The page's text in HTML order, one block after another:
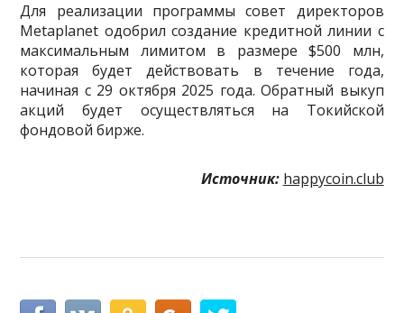
Для реализации программы совет директоров
Metaplanet одобрил создание кредитной линии с
максимальным лимитом в размере $500 млн,
которая будет действовать в течение года,
начиная с 29 октября 2025 года. Обратный выкуп
акций будет осуществляться на Токийской
фондовой бирже.
Источник: happycoin.club